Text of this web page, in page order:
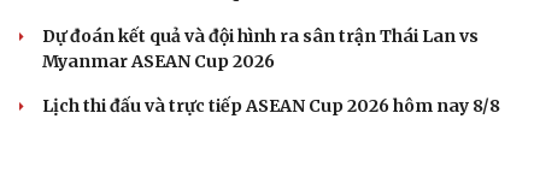
Dự đoán kết quả và đội hình ra sân trận Thái Lan vs
Myanmar ASEAN Cup 2026
Lịch thi đấu và trực tiếp ASEAN Cup 2026 hôm nay 8/8